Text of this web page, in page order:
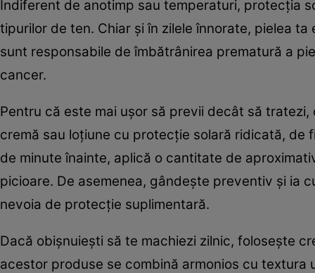
Indiferent de anotimp sau temperaturi, protecția
tipurilor de ten. Chiar și în zilele înnorate, pielea
sunt responsabile de îmbătrânirea prematură a
cancer.
Pentru că este mai ușor să previi decât să
cremă sau loțiune cu protecție solară ridicată, de
de minute înainte, aplică o cantitate de
picioare. De asemenea, gândește preventiv și ia
nevoia de protecție suplimentară.
Dacă obișnuiești să te machiezi zilnic, folosește
acestor produse se combină armonios cu